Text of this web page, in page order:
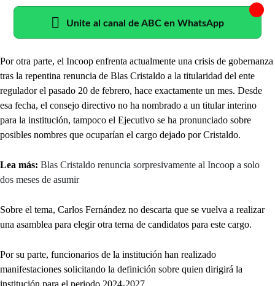
Unite al canal de ABC en WhatsApp
Por otra parte, el Incoop enfrenta actualmente una crisis de gobernanza
tras la repentina renuncia de Blas Cristaldo a la titularidad del ente
regulador el pasado 20 de febrero, hace exactamente un mes. Desde
esa fecha, el consejo directivo no ha nombrado a un titular interino
para la institución, tampoco el Ejecutivo se ha pronunciado sobre
posibles nombres que ocuparían el cargo dejado por Cristaldo.
Lea más: Blas Cristaldo renuncia sorpresivamente al Incoop a solo
dos meses de asumir
Sobre el tema, Carlos Fernández no descarta que se vuelva a realizar
una asamblea para elegir otra terna de candidatos para este cargo.
Por su parte, funcionarios de la institución han realizado
manifestaciones solicitando la definición sobre quien dirigirá la